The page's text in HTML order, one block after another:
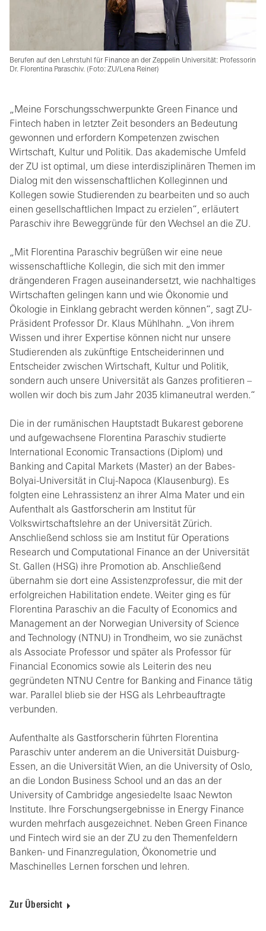
Berufen auf den Lehrstuhl für Finance an der Zeppelin Universität: Professorin
Dr. Florentina Paraschiv. (Foto: ZU/Lena Reiner)
„Meine Forschungsschwerpunkte Green Finance und
Fintech haben in letzter Zeit besonders an Bedeutung
gewonnen und erfordern Kompetenzen zwischen
Wirtschaft, Kultur und Politik. Das akademische Umfeld
der ZU ist optimal, um diese interdisziplinären Themen im
Dialog mit den wissenschaftlichen Kolleginnen und
Kollegen sowie Studierenden zu bearbeiten und so auch
einen gesellschaftlichen Impact zu erzielen“, erläutert
Paraschiv ihre Beweggründe für den Wechsel an die ZU.
„Mit Florentina Paraschiv begrüßen wir eine neue
wissenschaftliche Kollegin, die sich mit den immer
drängenderen Fragen auseinandersetzt, wie nachhaltiges
Wirtschaften gelingen kann und wie Ökonomie und
Ökologie in Einklang gebracht werden können“, sagt ZU-
Präsident Professor Dr. Klaus Mühlhahn. „Von ihrem
Wissen und ihrer Expertise können nicht nur unsere
Studierenden als zukünftige Entscheiderinnen und
Entscheider zwischen Wirtschaft, Kultur und Politik,
sondern auch unsere Universität als Ganzes profitieren –
wollen wir doch bis zum Jahr 2035 klimaneutral werden.“
Die in der rumänischen Hauptstadt Bukarest geborene
und aufgewachsene Florentina Paraschiv studierte
International Economic Transactions (Diplom) und
Banking and Capital Markets (Master) an der Babes-
Bolyai-Universität in Cluj-Napoca (Klausenburg). Es
folgten eine Lehrassistenz an ihrer Alma Mater und ein
Aufenthalt als Gastforscherin am Institut für
Volkswirtschaftslehre an der Universität Zürich.
Anschließend schloss sie am Institut für Operations
Research und Computational Finance an der Universität
St. Gallen (HSG) ihre Promotion ab. Anschließend
übernahm sie dort eine Assistenzprofessur, die mit der
erfolgreichen Habilitation endete. Weiter ging es für
Florentina Paraschiv an die Faculty of Economics and
Management an der Norwegian University of Science
and Technology (NTNU) in Trondheim, wo sie zunächst
als Associate Professor und später als Professor für
Financial Economics sowie als Leiterin des neu
gegründeten NTNU Centre for Banking and Finance tätig
war. Parallel blieb sie der HSG als Lehrbeauftragte
verbunden.
Aufenthalte als Gastforscherin führten Florentina
Paraschiv unter anderem an die Universität Duisburg-
Essen, an die Universität Wien, an die University of Oslo,
an die London Business School und an das an der
University of Cambridge angesiedelte Isaac Newton
Institute. Ihre Forschungsergebnisse in Energy Finance
wurden mehrfach ausgezeichnet. Neben Green Finance
und Fintech wird sie an der ZU zu den Themenfeldern
Banken- und Finanzregulation, Ökonometrie und
Maschinelles Lernen forschen und lehren.
Zur Übersicht